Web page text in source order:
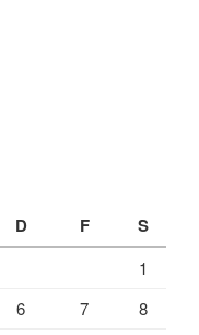
D F S
1
6 7
8